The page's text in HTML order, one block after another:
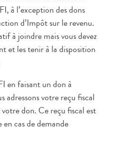
à l’exception des dons
d’Impôt sur le revenu.
à joindre mais vous devez
et les tenir à la disposition
en faisant un don à
adressons votre reçu fiscal
don. Ce reçu fiscal est
cas de demande